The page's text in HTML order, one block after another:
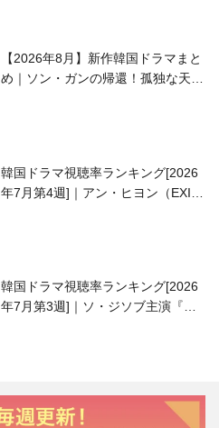
【2026年8月】新作韓国ドラマまと
め｜ソン・ガンの帰還！孤独な天才
韓国ドラマ視聴率ランキング[2026
年7月第4週]｜アン・ヒヨン（EXID
韓国ドラマ視聴率ランキング[2026
年7月第3週]｜ソ・ジソブ主演『エ